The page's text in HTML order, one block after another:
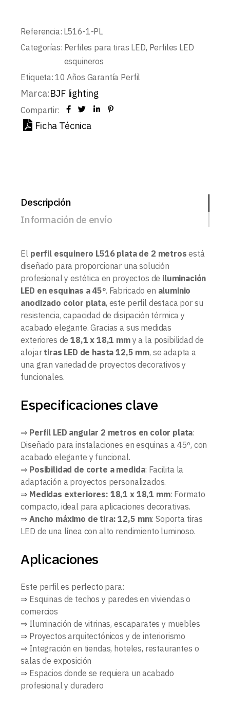
Referencia: L516-1-PL
Categorías: Perfiles para tiras LED, Perfiles LED
esquineros
Etiqueta: 10 Años Garantía Perfil
Marca:BJF lighting
Compartir:
Ficha Técnica
Descripción
Información de envío
El perfil esquinero L516 plata de 2 metros está
diseñado para proporcionar una solución
profesional y estética en proyectos de iluminación
LED en esquinas a 45º. Fabricado en aluminio
anodizado color plata, este perfil destaca por su
resistencia, capacidad de disipación térmica y
acabado elegante. Gracias a sus medidas
exteriores de18,1 x 18,1 mmy a la posibilidad de
alojar tiras LED de hasta 12,5 mm, se adapta a
una gran variedad de proyectos decorativos y
funcionales.
Especificaciones clave
⇒ Perfil LED angular 2 metros en color plata:
Diseñado para instalaciones en esquinas a 45º, con
acabado elegante y funcional.
⇒ Posibilidad de corte a medida: Facilita la
adaptación a proyectos personalizados.
⇒ Medidas exteriores: 18,1 x 18,1 mm: Formato
compacto, ideal para aplicaciones decorativas.
⇒ Ancho máximo de tira: 12,5 mm: Soporta tiras
LED de una línea con alto rendimiento luminoso.
Aplicaciones
Este perfil es perfecto para:
⇒ Esquinas de techos y paredes en viviendas o
comercios
⇒ Iluminación de vitrinas, escaparates y muebles
⇒ Proyectos arquitectónicos y de interiorismo
⇒ Integración en tiendas, hoteles, restaurantes o
salas de exposición
⇒ Espacios donde se requiera un acabado
profesional y duradero